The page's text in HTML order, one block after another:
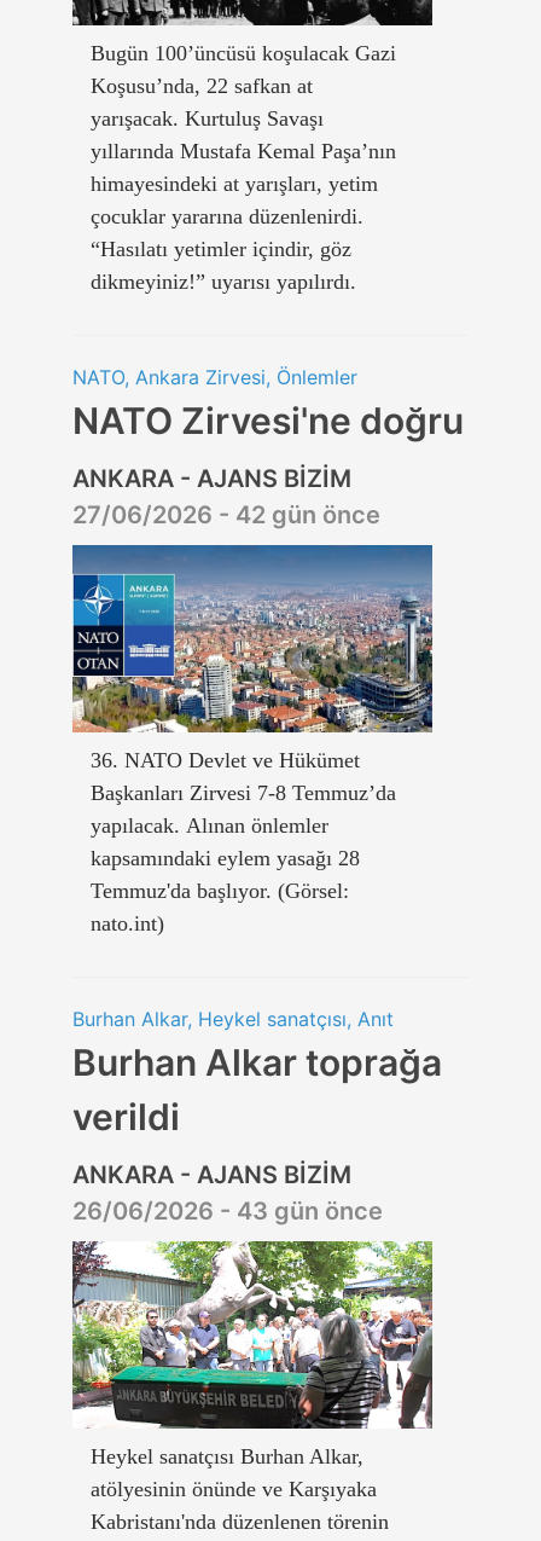
Bugün 100’üncüsü koşulacak Gazi
Koşusu’nda, 22 safkan at
yarışacak. Kurtuluş Savaşı
yıllarında Mustafa Kemal Paşa’nın
himayesindeki at yarışları, yetim
çocuklar yararına düzenlenirdi.
“Hasılatı yetimler içindir, göz
dikmeyiniz!” uyarısı yapılırdı.
NATO, Ankara Zirvesi, Önlemler
NATO Zirvesi'ne doğru
ANKARA - AJANS BİZİM
27/06/2026 - 42 gün önce
36. NATO Devlet ve Hükümet
Başkanları Zirvesi 7-8 Temmuz’da
yapılacak. Alınan önlemler
kapsamındaki eylem yasağı 28
Temmuz'da başlıyor. (Görsel:
nato.int)
Burhan Alkar, Heykel sanatçısı, Anıt
Burhan Alkar toprağa
verildi
ANKARA - AJANS BİZİM
26/06/2026 - 43 gün önce
Heykel sanatçısı Burhan Alkar,
atölyesinin önünde ve Karşıyaka
Kabristanı'nda düzenlenen törenin